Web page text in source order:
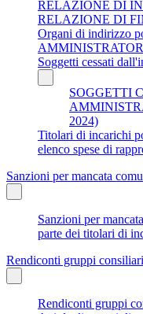
RELAZIONE DI
RELAZIONE DI
Organi di indirizzo
Soggetti cessati
SOGGETTI
2024)
Titolari di incarichi
elenco spese di
Sanzioni per mancata
Sanzioni per
parte dei titolari di
Rendiconti gruppi
Rendiconti gruppi